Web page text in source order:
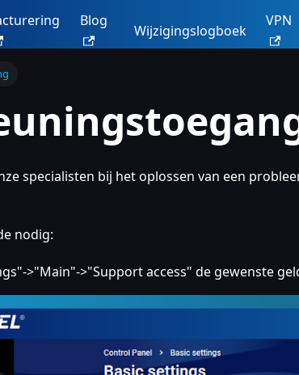
Blog
Wijzigingslogboek
VPN
specialisten bij het oplossen van een
nodig:
>"Main"->"Support access" de gewenste